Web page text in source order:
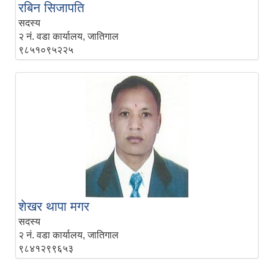
रबिन सिजापति
सदस्य
२ नं. वडा कार्यालय, जातिगाल
९८५१०९५२२५
शेखर थापा मगर
सदस्य
२ नं. वडा कार्यालय, जातिगाल
९८४१२९९६५३